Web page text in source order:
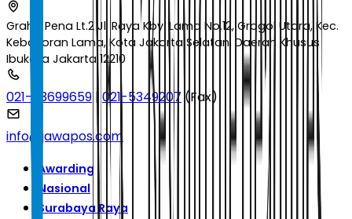
Graha Pena Lt.2 Jl. Raya Kby. Lama No.12, Grogol Utara, Kec.
Kebayoran Lama, Kota Jakarta Selatan, Daerah Khusus
Ibukota Jakarta 12210
021-53699659 | 021-5349207 (Fax)
info@jawapos.com
Awarding
Nasional
Surabaya Raya